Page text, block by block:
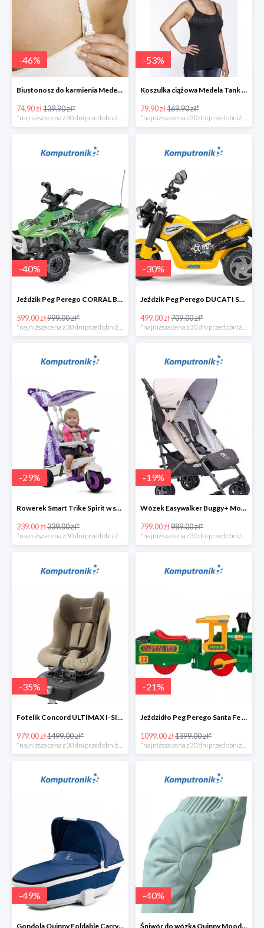
-46%
Biustonosz do karmienia Medela EVA w super cenie
74.90 zł139.90 zł*
*najniższa cena z 30 dni przed obniżką
-53%
Koszulka ciążowa Medela Tank Top w super cenie
79.90 zł169.90 zł*
*najniższa cena z 30 dni przed obniżką
-40%
Jeździk Peg Perego CORRAL BEARCAT w super cenie
599.00 zł999.00 zł*
-30%
Jeździk Peg Perego DUCATI SCRAMBLER w super cenie
499.00 zł709.00 zł*
-29%
Rowerek Smart Trike Spirit w super cenie
239.00 zł339.00 zł*
*najniższa cena z 30 dni przed obniżką
-19%
Wózek Easywalker Buggy+ Monaco Apero w super cenie
799.00 zł989.00 zł*
*najniższa cena z 30 dni przed obniżką
-35%
Fotelik Concord ULTIMAX I-SIZE w super cenie
979.00 zł1499.00 zł*
-21%
Jeździdło Peg Perego Santa Fe Train
1099.00 zł1399.00 zł*
-49%
Gondola Quinny Foldable Carrycot Blue Base w super cenie
-40%
Śpiwór do wózka Quinny Moodd Grey Crackle w super cenie